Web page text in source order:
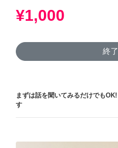
¥1,000
終了
まずは話を聞いてみるだけでもOK!
す